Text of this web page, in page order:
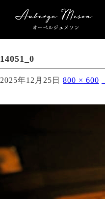
14051_0
2025年12月25日 800 × 600